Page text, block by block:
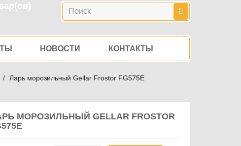
Поиск
НОВОСТИ КОНТАКТЫ
Ларь морозильный Gellar Frostor FG575E
МОРОЗИЛЬНЫЙ GELLAR FROSTOR